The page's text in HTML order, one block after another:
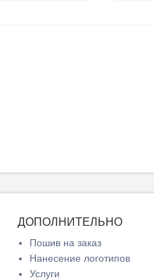
ДОПОЛНИТЕЛЬНО
Пошив на заказ
Нанесение логотипов
Услуги